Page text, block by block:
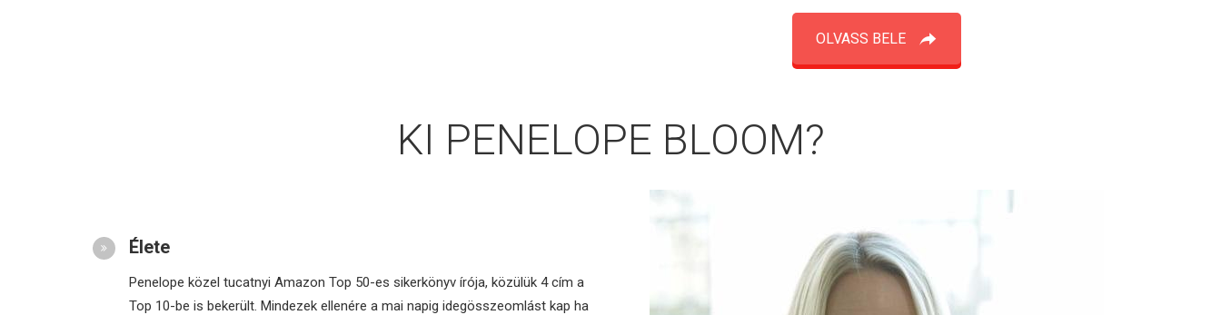
OLVASS BELE
KI PENELOPE BLOOM?
Élete
Penelope közel tucatnyi Amazon Top 50-es sikerkönyv írója, közülük 4 cím a
Top 10-be is bekerült. Mindezek ellenére a mai napig idegösszeomlást kap ha